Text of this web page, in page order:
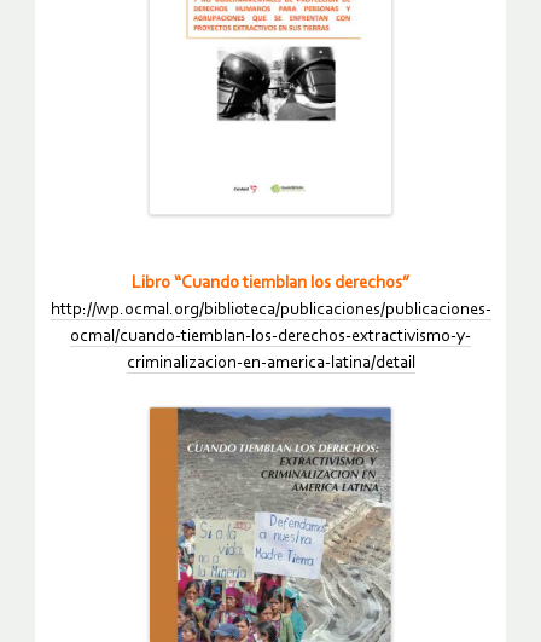
Libro “Cuando tiemblan los derechos”
http://wp.ocmal.org/biblioteca/publicaciones/publicaciones-
ocmal/cuando-tiemblan-los-derechos-extractivismo-y-
criminalizacion-en-america-latina/detail